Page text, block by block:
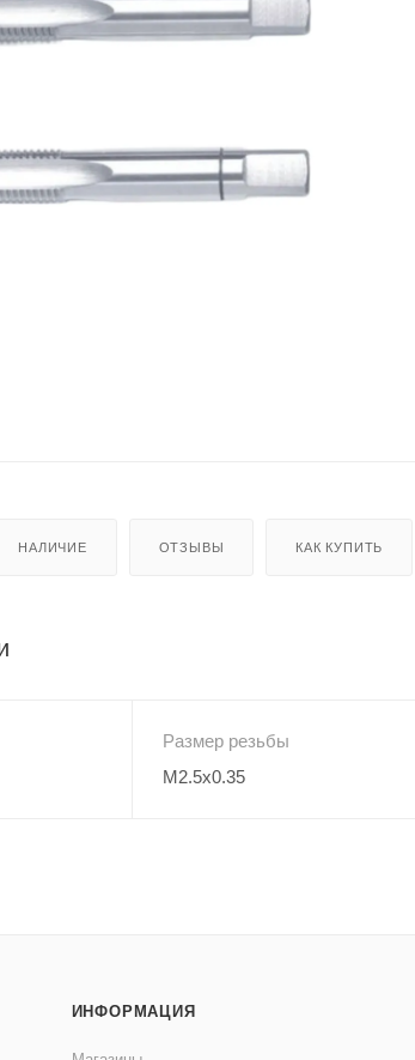
НАЛИЧИЕ ОТЗЫВЫ КАК КУПИТЬ
Размер резьбы
M2.5x0.35
ИНФОРМАЦИЯ